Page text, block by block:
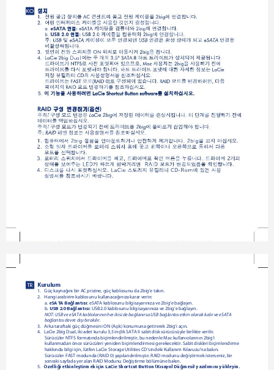
KO
Dual
TR Kurulum
1. Güç kaynağını bir AC prizine, güç kablosunu da 2big'e takın.
2.
Hangi arabirim kablosunu kullanacağınıza karar verin:
a. eSATA Bağlantısı: eSATA kablosunu bilgisayarınıza ve 2big’e bağlayın.
b. USB 2.0 Bağlantısı: USB 2.0 kablosunu bilgisayarınıza ve 2big’e bağlayın.
NOT: USB ve eSATA kablolarının her ikisi de bağlanırsa USB bağlantısı etkin olarak kalır ve eSATA
bağlantısı devre dışı bırakılır.
3. Arka taraftaki güç düğmesini ON (Açık) konumuna getirerek 2big’i açın.
4.
LaCie 2big Dual, iki adet kurulu 3,5 inçlik SATA II sabit disk sürücüsüyle birlikte verilir.
Sürücüler NTFS formatında biçimlendirilmiştir, bu nedenle Mac kullanıcılarının 2big’i
kullanmadan önce sürücüleri yeniden biçimlendirmesi gerekecektir. Sabit diskleri biçimlendirme
hakkında bilgi için, lütfen LaCie Storage Utilities CD’sindeki Kullanım Kılavuzu'na bakın.
Sürücüler FAST modunda (RAID 0) yapılandırılmıştır. RAID modunu değiştirmek isterseniz, bir
sonraki sayfada yer alan RAID Modunu Değiştirme bölümüne bakın.
5. Özelliği etkinleştirmek için LaCie Shortcut Button (Kısayol Düğmesi) yazılımını yükleyin.